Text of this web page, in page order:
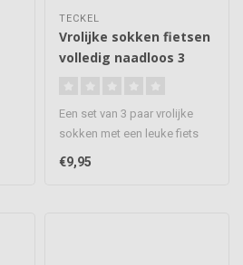
TECKEL
Vrolijke sokken fietsen
volledig naadloos 3
Een set van 3 paar vrolijke
sokken met een leuke fiets
print, de sokken om je ou..
€9,95